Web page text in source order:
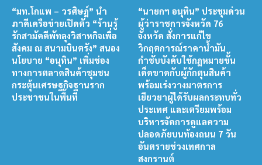
“มท.โกแพ – วรศิษฎ์” นำ
ภาคีเครือข่ายเปิดตัว “ร้านรู้
รักสามัคคีพัทลุงวิสาหกิจเพื่อ
สังคม ณ สนามบินตรัง” สนอง
นโยบาย “อนุทิน” เพิ่มช่อง
ทางการตลาดสินค้าชุมชน
กระตุ้นเศรษฐกิจฐานราก
ประชาชนในพื้นที่
“นายกฯ อนุทิน” ประชุมด่วน
ผู้ว่าราชการจังหวัด 76
จังหวัด สั่งการแก้ไข
วิกฤตการณ์ราคาน้ำมัน
กำชับบังคับใช้กฎหมายขั้น
เด็ดขาดกับผู้กักตุนสินค้า
พร้อมเร่งวางมาตรการ
เยียวยาผู้ได้รับผลกระทบทั่ว
ประเทศ และเตรียมพร้อม
บริหารจัดการดูแลความ
ปลอดภัยบนท้องถนน 7 วัน
อันตรายช่วงเทศกาล
สงกรานต์